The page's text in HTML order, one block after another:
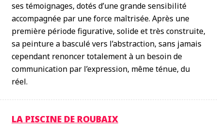
ses témoignages, dotés d’une grande sensibilité
accompagnée par une force maîtrisée. Après une
première période figurative, solide et très construite,
sa peinture a basculé vers l’abstraction, sans jamais
cependant renoncer totalement à un besoin de
communication par l’expression, même ténue, du
réel.
LA PISCINE DE ROUBAIX